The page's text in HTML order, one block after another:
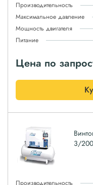
Производительность
Максимальное давление
Мощность двигателя
Питание
Цена по
3/
Производительность